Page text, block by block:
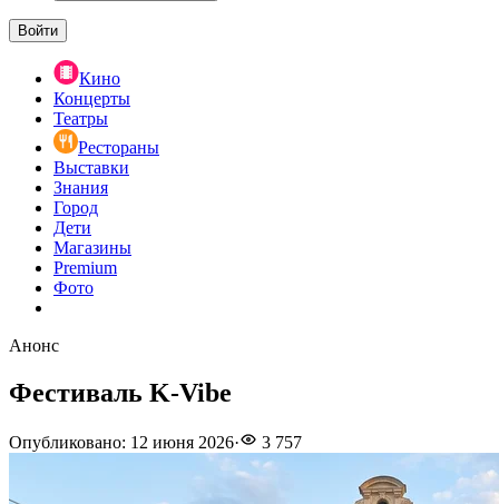
Войти
Кино
Концерты
Театры
Рестораны
Выставки
Знания
Город
Дети
Магазины
Premium
Фото
Анонс
Фестиваль K-Vibe
Опубликовано: 12 июня 2026· 3 757